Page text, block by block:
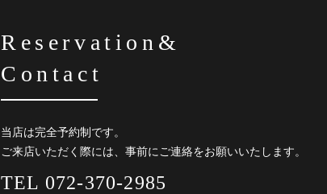
Reservation&
Contact
当店は完全予約制です。
ご来店いただく際には、事前にご連絡をお願いいたします。
TEL 072-370-2985